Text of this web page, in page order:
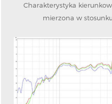
Charakterystyka
mierzona w